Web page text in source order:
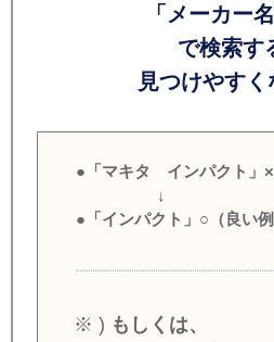
「メーカー
で検索す
見つけやすく
●「マキタ インパクト」×
↓
●「インパクト」○（良い例
※ ) もしくは、